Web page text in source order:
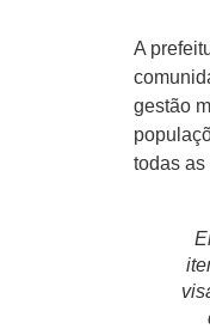
Atualidades
Blogs e Colunas
A
gestão
todas as